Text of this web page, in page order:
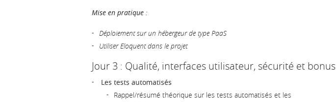
Mise en pratique :
Déploiement sur un hébergeur de type PaaS
Utiliser Eloquent dans le projet
Jour 3 : Qualité, interfaces utilisateur, sécurité et bonus
Les tests automatisés
Rappel/résumé théorique sur les tests automatisés et les